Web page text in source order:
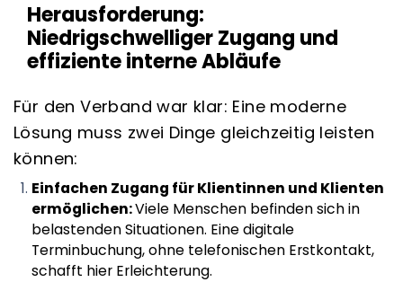
Herausforderung:
Niedrigschwelliger Zugang und
effiziente interne Abläufe
Für den Verband war klar: Eine moderne
Lösung muss zwei Dinge gleichzeitig leisten
können:
Einfachen Zugang für Klientinnen und Klienten
ermöglichen:Viele Menschen befinden sich in
belastenden Situationen. Eine digitale
Terminbuchung, ohne telefonischen Erstkontakt,
schafft hier Erleichterung.